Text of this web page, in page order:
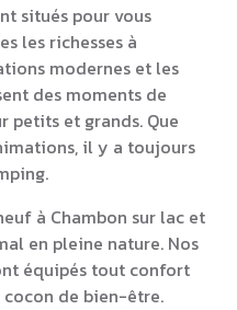
situés pour vous
les richesses à
modernes et les
des moments de
et grands. Que
il y a toujours
à Chambon sur lac et
en pleine nature. Nos
équipés tout confort
de bien-être.